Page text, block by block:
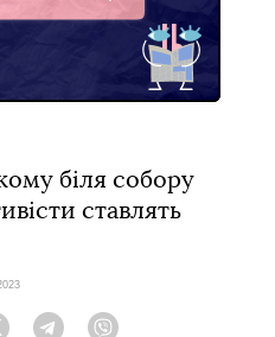
біля собору
ставлять